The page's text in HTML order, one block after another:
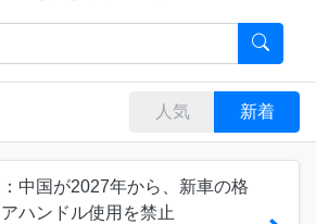
人気 新着
中国が2027年から、新車の格
ハンドル使用を禁止